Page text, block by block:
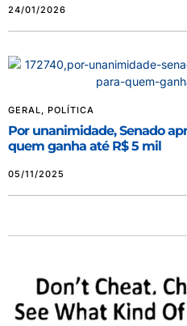
24/01/2026
GERAL POLÍTICA
Por unanimidade, Senado
quem ganha até R$ 5 mil
05/11/2025